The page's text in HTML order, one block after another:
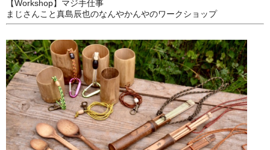
【Workshop】マジ手仕事
まじさんこと真島辰也のなんやかんやのワークショップ